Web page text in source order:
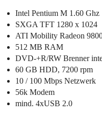
Intel Pentium M 1.60 Ghz
SXGA TFT 1280 x 1024
ATI Mobility Radeon
512 MB RAM
DVD-+R/RW Brenner
60 GB HDD, 7200 rpm
10 / 100 Mbps Netzwerk
56k Modem
mind. 4xUSB 2.0